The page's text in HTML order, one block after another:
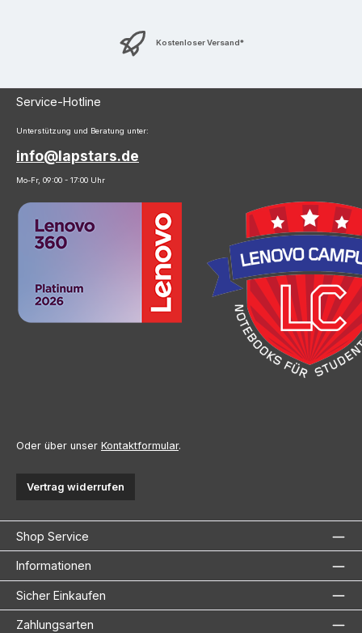
Kostenloser Versand*
Service-Hotline
Unterstützung und Beratung unter:
info@lapstars.de
Mo-Fr, 09:00 - 17:00 Uhr
Oder über unser Kontaktformular.
Vertrag widerrufen
Shop Service
Informationen
Sicher Einkaufen
Zahlungsarten